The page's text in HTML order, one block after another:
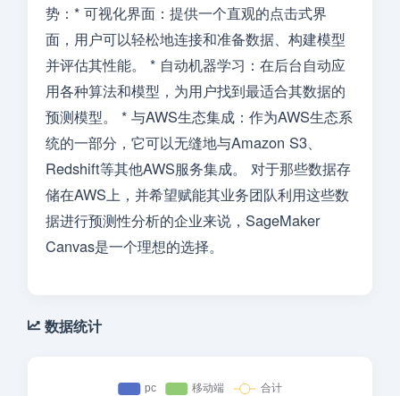
势：* 可视化界面：提供一个直观的点击式界
面，用户可以轻松地连接和准备数据、构建模型
并评估其性能。 * 自动机器学习：在后台自动应
用各种算法和模型，为用户找到最适合其数据的
预测模型。 * 与AWS生态集成：作为AWS生态系
统的一部分，它可以无缝地与Amazon S3、
Redshift等其他AWS服务集成。 对于那些数据存
储在AWS上，并希望赋能其业务团队利用这些数
据进行预测性分析的企业来说，SageMaker
Canvas是一个理想的选择。
数据统计